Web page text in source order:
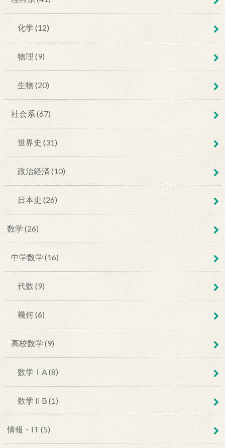
化学 (12)
物理 (9)
生物 (20)
社会系 (67)
世界史 (31)
政治経済 (10)
日本史 (26)
数学 (26)
中学数学 (16)
代数 (9)
幾何 (6)
高校数学 (9)
数学ⅠA (8)
数学ⅡB (1)
情報・IT (5)